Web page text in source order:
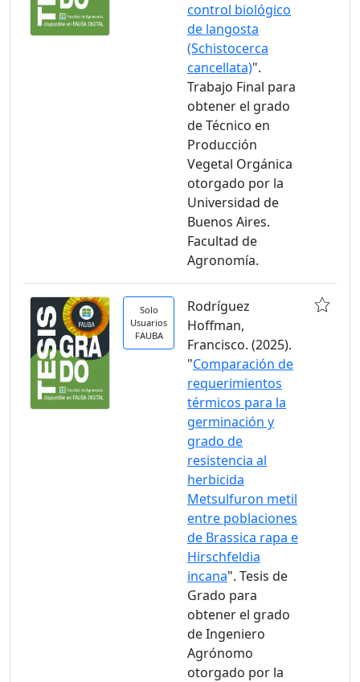
control biológico
de langosta
(Schistocerca
cancellata)".
Trabajo Final para
obtener el grado
de Técnico en
Producción
Vegetal Orgánica
otorgado por la
Universidad de
Buenos Aires.
Facultad de
Agronomía.
Solo
Usuarios
FAUBA
Rodríguez
Hoffman,
Francisco. (2025).
"Comparación de
requerimientos
térmicos para la
germinación y
grado de
resistencia al
herbicida
Metsulfuron metil
entre poblaciones
de Brassica rapa e
Hirschfeldia
incana". Tesis de
Grado para
obtener el grado
de Ingeniero
Agrónomo
otorgado por la